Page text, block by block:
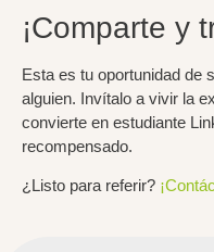
¡Comparte y
Esta es tu oportunidad de
alguien. Invítalo a vivir la
convierte en estudiante
recompensado.
¿Listo para referir?